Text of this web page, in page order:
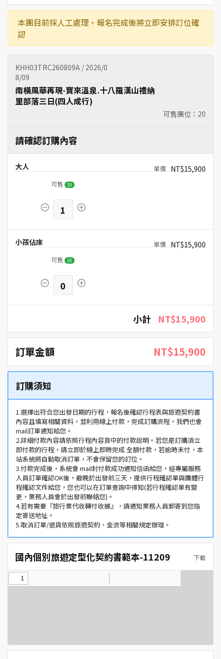
本團目前採人工處理，報名完成後將立即安排訂位確
認
KHH03TRC260809A / 2026/0
8/09
可售團位： 20
南橫風華再現-寶來溫泉.十八羅漢山禮納
里部落三日(四人成行)
請確認訂購內容
大人 NT$15,900
可售 20
1
小孩佔床 NT$15,900
可售 20
0
小計 NT$15,900
訂單金額 NT$15,900
訂購須知
1.選擇出符合您出發日期的行程，報名後確認行程表與旅遊契約書
內容且填寫相關資料，並利用線上付款，完成訂購流程，我們也會
mail訂單通知給您。
2.詳細付款內容請依照行程內容頁中的付款說明。若您是訂購須立
即付款的行程，請立即於線上即時完成 全額付款，若逾時未付，本
站系統將自動取消訂單，不會保留您的訂位。
3.付款完成後，系統會 mail封付款成功通知信函給您，經專屬服務
人員訂單確認OK後，最晚於出發前三天，提供行程確認單與團體行
程確認文件給您，您也可以在訂單查詢中得知(若行程確認單有變
更，業務人員會於出發前聯絡您)。
4.若有需要『旅行業代收轉付收據』，請通知業務人員郵寄到您指
定寄送地址。
5.取消訂單/退貨依照旅遊契約、金流等相關規定辦理。
國內個別旅遊定型化契約書範本-11209 下載